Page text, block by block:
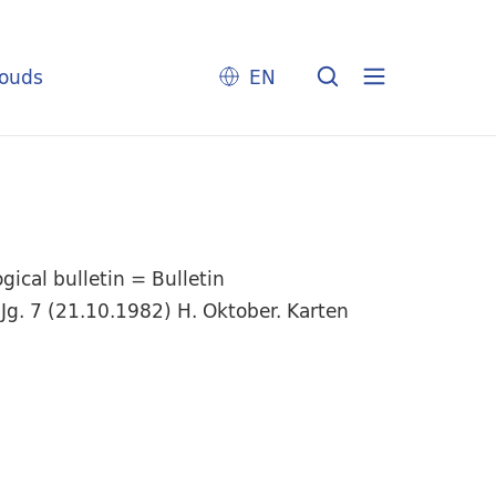
EN
bulletin = Bulletin
7 (21.10.1982) H. Oktober. Karten